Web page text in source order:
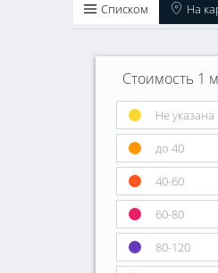
Списком На
Стоимость 1 м
Не указана
до 40
40-60
60-80
80-120